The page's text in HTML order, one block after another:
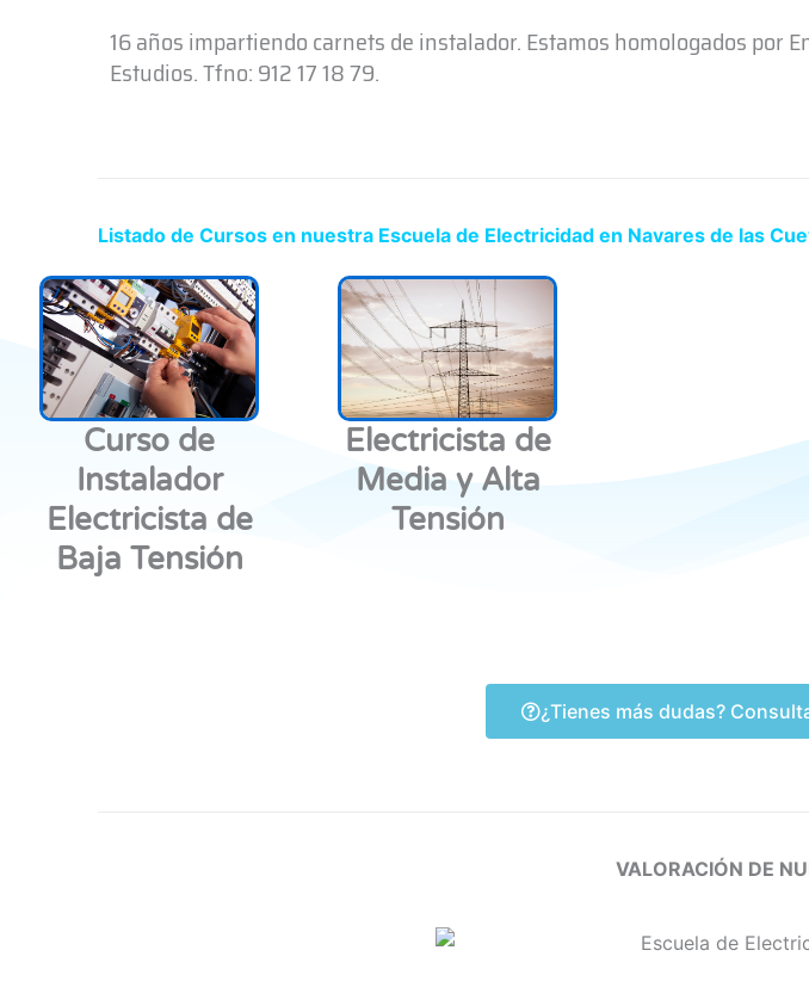
16 años impartiendo carnets de instalador. Estamos homologados por
Estudios. Tfno: 912 17 18 79.
Listado de Cursos en nuestra Escuela de Electricidad en Navares de las
Curso de
Instalador
Electricista de
Baja Tensión
Electricista de
Media y Alta
Tensión
¿Tienes más dudas?
VALORACIÓN DE